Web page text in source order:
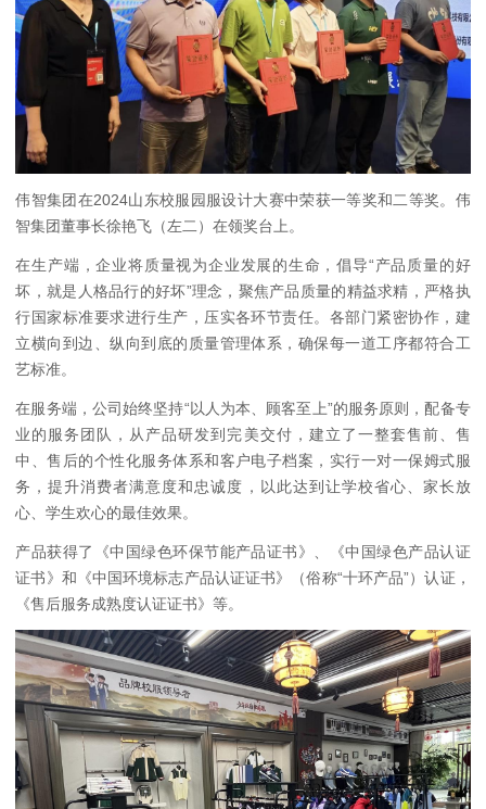
伟智集团在2024山东校服园服设计大赛中荣获一等奖和二等奖。伟
智集团董事长徐艳飞（左二）在领奖台上。
在生产端，企业将质量视为企业发展的生命，倡导“产品质量的好
坏，就是人格品行的好坏”理念，聚焦产品质量的精益求精，严格执
行国家标准要求进行生产，压实各环节责任。各部门紧密协作，建
立横向到边、纵向到底的质量管理体系，确保每一道工序都符合工
艺标准。
在服务端，公司始终坚持“以人为本、顾客至上”的服务原则，配备专
业的服务团队，从产品研发到完美交付，建立了一整套售前、售
中、售后的个性化服务体系和客户电子档案，实行一对一保姆式服
务，提升消费者满意度和忠诚度，以此达到让学校省心、家长放
心、学生欢心的最佳效果。
产品获得了《中国绿色环保节能产品证书》、《中国绿色产品认证
证书》和《中国环境标志产品认证证书》（俗称“十环产品”）认证，
《售后服务成熟度认证证书》等。